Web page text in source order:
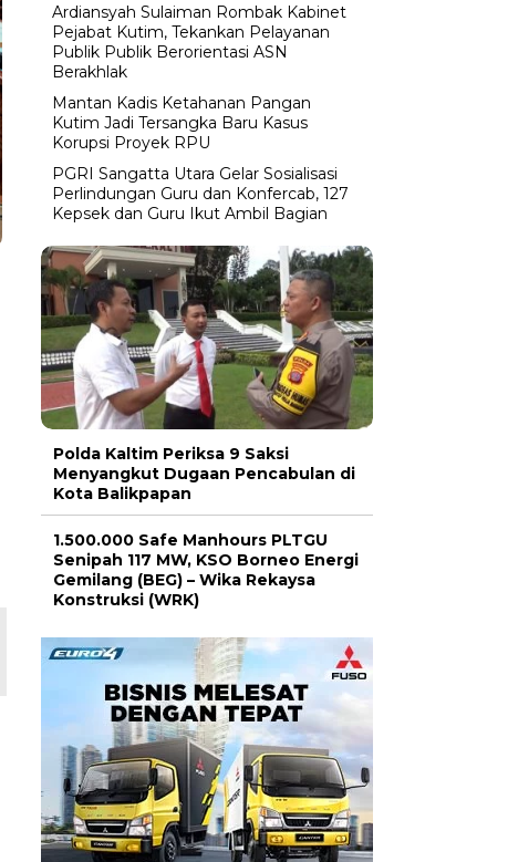
Ardiansyah Sulaiman Rombak Kabinet
Pejabat Kutim, Tekankan Pelayanan
Publik Publik Berorientasi ASN
Berakhlak
Mantan Kadis Ketahanan Pangan
Kutim Jadi Tersangka Baru Kasus
Korupsi Proyek RPU
PGRI Sangatta Utara Gelar Sosialisasi
Perlindungan Guru dan Konfercab, 127
Kepsek dan Guru Ikut Ambil Bagian
Polda Kaltim Periksa 9 Saksi
Menyangkut Dugaan Pencabulan di
Kota Balikpapan
1.500.000 Safe Manhours PLTGU
Senipah 117 MW, KSO Borneo Energi
Gemilang (BEG) – Wika Rekaysa
Konstruksi (WRK)